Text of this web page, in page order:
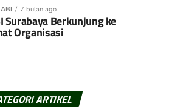
7 bulan ago
Surabaya Berkunjung ke
Organisasi
ARTIKEL